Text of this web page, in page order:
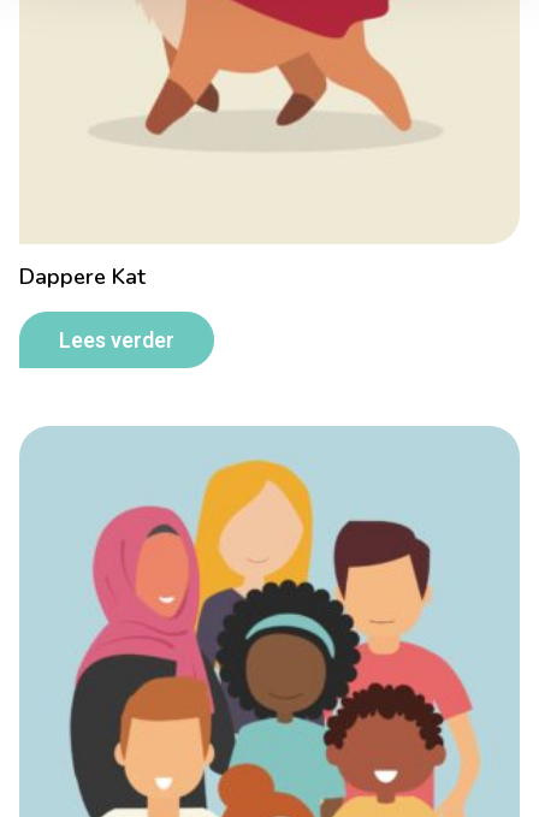
Dappere Kat
Lees verder